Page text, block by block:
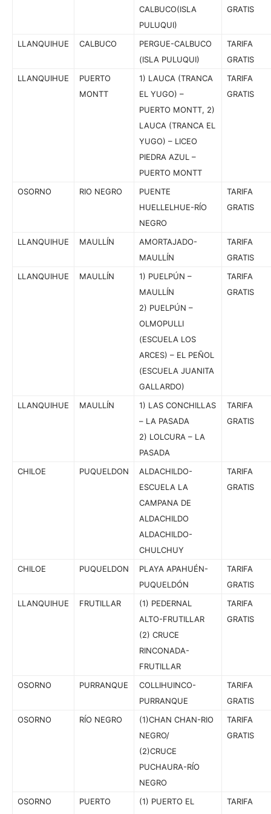
CALBUCO(ISLA
PULUQUI)
GRATIS
LLANQUIHUE CALBUCO
PERGUE-CALBUCO
(ISLA PULUQUI)
TARIFA
GRATIS
LLANQUIHUE
PUERTO
MONTT
1) LAUCA (TRANCA
EL YUGO) –
PUERTO MONTT, 2)
LAUCA (TRANCA EL
YUGO) – LICEO
PIEDRA AZUL –
PUERTO MONTT
TARIFA
GRATIS
OSORNO RIO NEGRO
PUENTE
HUELLELHUE-RÍO
NEGRO
TARIFA
GRATIS
LLANQUIHUE MAULLÍN
AMORTAJADO-
MAULLÍN
TARIFA
GRATIS
LLANQUIHUE
MAULLÍN
1) PUELPÚN –
MAULLÍN
2) PUELPÚN –
OLMOPULLI
(ESCUELA LOS
ARCES) – EL PEÑOL
(ESCUELA JUANITA
GALLARDO)
TARIFA
GRATIS
LLANQUIHUE MAULLÍN
1) LAS CONCHILLAS
– LA PASADA
2) LOLCURA – LA
PASADA
TARIFA
GRATIS
CHILOE PUQUELDON
ALDACHILDO-
ESCUELA LA
CAMPANA DE
ALDACHILDO
ALDACHILDO-
CHULCHUY
TARIFA
GRATIS
CHILOE PUQUELDON
PLAYA APAHUÉN-
PUQUELDÓN
TARIFA
GRATIS
LLANQUIHUE
FRUTILLAR
(1) PEDERNAL
ALTO-FRUTILLAR
(2) CRUCE
RINCONADA-
FRUTILLAR
TARIFA
GRATIS
OSORNO PURRANQUE
COLLIHUINCO-
PURRANQUE
TARIFA
GRATIS
OSORNO
RÍO NEGRO
(1)CHAN CHAN-RIO
NEGRO/
(2)CRUCE
PUCHAURA-RÍO
NEGRO
TARIFA
GRATIS
OSORNO
PUERTO
(1) PUERTO EL
TARIFA